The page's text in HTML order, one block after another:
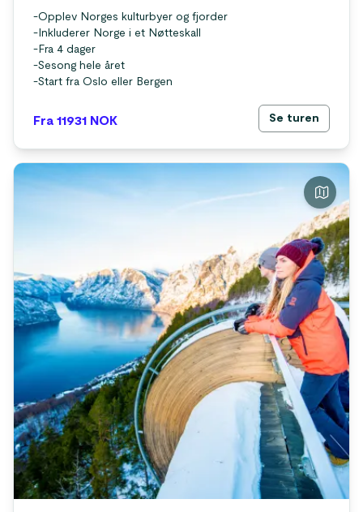
-Opplev Norges kulturbyer og fjorder
- Inkluderer Norge i et Nøtteskall
- Fra 4 dager
-Sesong hele året
-Start fra Oslo eller Bergen
Fra 11931 NOK Se turen